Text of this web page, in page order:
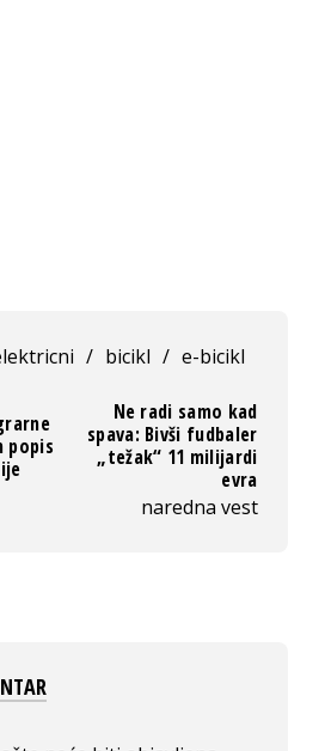
/ bicikl / e-bicikl
popis
Ne radi samo kad
spava: Bivši fudbaler
„težak“ 11 milijardi
evra
naredna vest